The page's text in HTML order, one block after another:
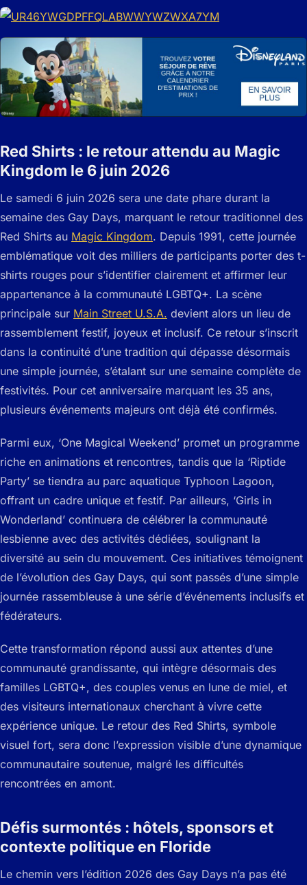
Red Shirts : le retour attendu au Magic
Kingdom le 6 juin 2026
Le samedi 6 juin 2026 sera une date phare durant la
semaine des Gay Days, marquant le retour traditionnel des
Red Shirts au Magic Kingdom. Depuis 1991, cette journée
emblématique voit des milliers de participants porter des t-
shirts rouges pour s’identifier clairement et affirmer leur
appartenance à la communauté LGBTQ+. La scène
principale sur Main Street U.S.A. devient alors un lieu de
rassemblement festif, joyeux et inclusif. Ce retour s’inscrit
dans la continuité d’une tradition qui dépasse désormais
une simple journée, s’étalant sur une semaine complète de
festivités. Pour cet anniversaire marquant les 35 ans,
plusieurs événements majeurs ont déjà été confirmés.
Parmi eux, ‘One Magical Weekend’ promet un programme
riche en animations et rencontres, tandis que la ‘Riptide
Party’ se tiendra au parc aquatique Typhoon Lagoon,
offrant un cadre unique et festif. Par ailleurs, ‘Girls in
Wonderland’ continuera de célébrer la communauté
lesbienne avec des activités dédiées, soulignant la
diversité au sein du mouvement. Ces initiatives témoignent
de l’évolution des Gay Days, qui sont passés d’une simple
journée rassembleuse à une série d’événements inclusifs et
fédérateurs.
Cette transformation répond aussi aux attentes d’une
communauté grandissante, qui intègre désormais des
familles LGBTQ+, des couples venus en lune de miel, et
des visiteurs internationaux cherchant à vivre cette
expérience unique. Le retour des Red Shirts, symbole
visuel fort, sera donc l’expression visible d’une dynamique
communautaire soutenue, malgré les difficultés
rencontrées en amont.
Défis surmontés : hôtels, sponsors et
contexte politique en Floride
Le chemin vers l’édition 2026 des Gay Days n’a pas été